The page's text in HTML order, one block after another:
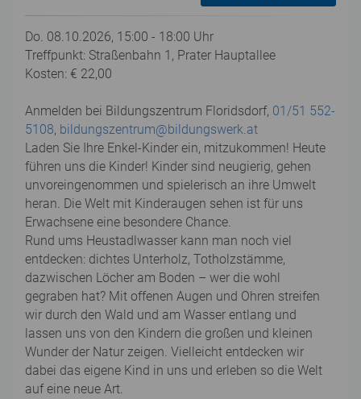
Do. 08.10.2026, 15:00 - 18:00 Uhr
Treffpunkt: Straßenbahn 1, Prater Hauptallee
Kosten: € 22,00
Anmelden bei Bildungszentrum Floridsdorf, 01/51 552-
5108, bildungszentrum@bildungswerk.at
Laden Sie Ihre Enkel-Kinder ein, mitzukommen! Heute
führen uns die Kinder! Kinder sind neugierig, gehen
unvoreingenommen und spielerisch an ihre Umwelt
heran. Die Welt mit Kinderaugen sehen ist für uns
Erwachsene eine besondere Chance.
Rund ums Heustadlwasser kann man noch viel
entdecken: dichtes Unterholz, Totholzstämme,
dazwischen Löcher am Boden – wer die wohl
gegraben hat? Mit offenen Augen und Ohren streifen
wir durch den Wald und am Wasser entlang und
lassen uns von den Kindern die großen und kleinen
Wunder der Natur zeigen. Vielleicht entdecken wir
dabei das eigene Kind in uns und erleben so die Welt
auf eine neue Art.